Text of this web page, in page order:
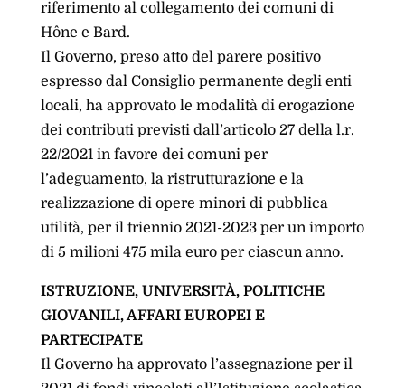
riferimento al collegamento dei comuni di
Hône e Bard.
Il Governo, preso atto del parere positivo
espresso dal Consiglio permanente degli enti
locali, ha approvato le modalità di erogazione
dei contributi previsti dall’articolo 27 della l.r.
22/2021 in favore dei comuni per
l’adeguamento, la ristrutturazione e la
realizzazione di opere minori di pubblica
utilità, per il triennio 2021-2023 per un importo
di 5 milioni 475 mila euro per ciascun anno.
ISTRUZIONE, UNIVERSITÀ, POLITICHE
GIOVANILI, AFFARI EUROPEI E
PARTECIPATE
Il Governo ha approvato l’assegnazione per il